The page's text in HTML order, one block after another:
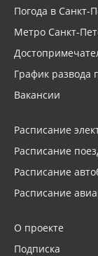
Погода в Санкт-
Метро Санкт-
График развода
Вакансии
Расписание
Расписание
Расписание
Расписание
О проекте
Подписка